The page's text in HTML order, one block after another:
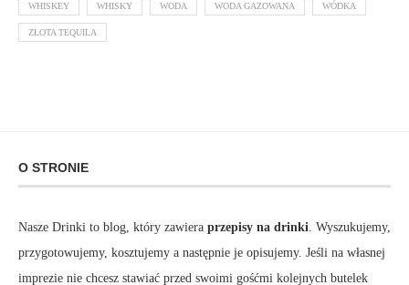
WHISKEY WHISKY WODA WODA GAZOWANA WÓDKA
ZŁOTA TEQUILA
O STRONIE
Nasze Drinki to blog, który zawiera przepisy na drinki. Wyszukujemy,
przygotowujemy, kosztujemy a następnie je opisujemy. Jeśli na własnej
imprezie nie chcesz stawiać przed swoimi gośćmi kolejnych butelek